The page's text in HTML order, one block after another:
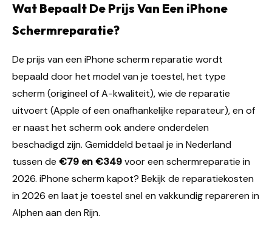
Wat Bepaalt De Prijs Van Een iPhone
Schermreparatie?
De prijs van een iPhone scherm reparatie wordt
bepaald door het model van je toestel, het type
scherm (origineel of A-kwaliteit), wie de reparatie
uitvoert (Apple of een onafhankelijke reparateur), en of
er naast het scherm ook andere onderdelen
beschadigd zijn. Gemiddeld betaal je in Nederland
tussen de €79 en €349voor een schermreparatie in
2026. iPhone scherm kapot? Bekijk de reparatiekosten
in 2026 en laat je toestel snel en vakkundig repareren in
Alphen aan den Rijn.